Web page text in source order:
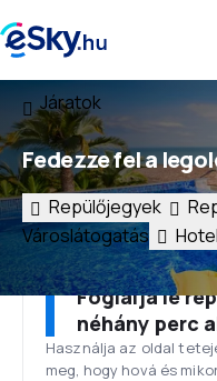
Járatok
Fedezze fel a
Repülőjegyek
Városlátogatás
Foglalja le
néhány perc
Használja az oldal
meg, hogy hová és